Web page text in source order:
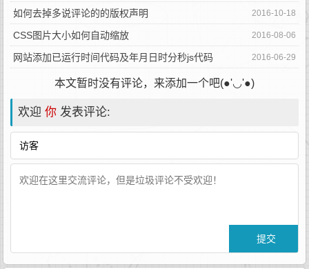
2016-10-18
如何去掉多说评论的的版权声明
2016-08-06
CSS图片大小如何自动缩放
2016-06-29
网站添加已运行时间代码及年月日时分秒js代码
本文暂时没有评论，来添加一个吧(●'◡'●)
欢迎 你 发表评论: